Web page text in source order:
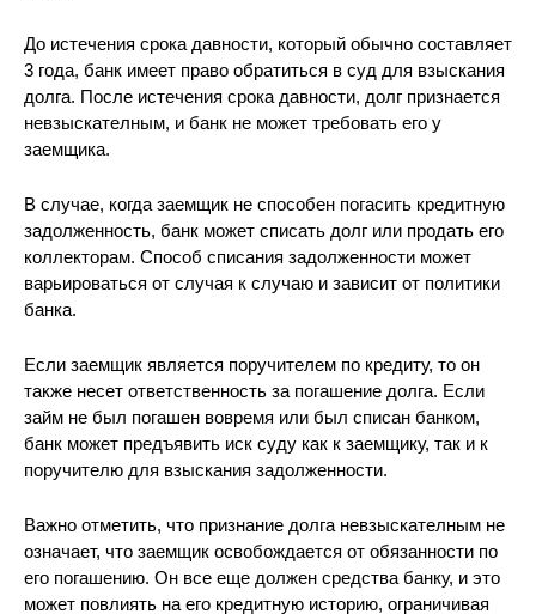
До истечения срока давности, который обычно составляет
3 года, банк имеет право обратиться в суд для взыскания
долга. После истечения срока давности, долг признается
невзыскателным, и банк не может требовать его у
заемщика.
В случае, когда заемщик не способен погасить кредитную
задолженность, банк может списать долг или продать его
коллекторам. Способ списания задолженности может
варьироваться от случая к случаю и зависит от политики
банка.
Если заемщик является поручителем по кредиту, то он
также несет ответственность за погашение долга. Если
займ не был погашен вовремя или был списан банком,
банк может предъявить иск суду как к заемщику, так и к
поручителю для взыскания задолженности.
Важно отметить, что признание долга невзыскателным не
означает, что заемщик освобождается от обязанности по
его погашению. Он все еще должен средства банку, и это
может повлиять на его кредитную историю, ограничивая